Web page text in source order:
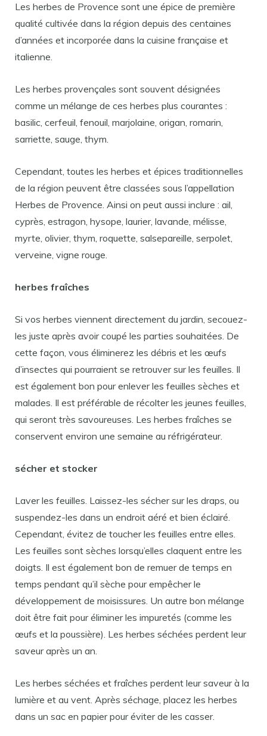
Les herbes de Provence sont une épice de première
qualité cultivée dans la région depuis des centaines
d’années et incorporée dans la cuisine française et
italienne.
Les herbes provençales sont souvent désignées
comme un mélange de ces herbes plus courantes :
basilic, cerfeuil, fenouil, marjolaine, origan, romarin,
sarriette, sauge, thym.
Cependant, toutes les herbes et épices traditionnelles
de la région peuvent être classées sous l’appellation
Herbes de Provence. Ainsi on peut aussi inclure : ail,
cyprès, estragon, hysope, laurier, lavande, mélisse,
myrte, olivier, thym, roquette, salsepareille, serpolet,
verveine, vigne rouge.
herbes fraîches
Si vos herbes viennent directement du jardin, secouez-
les juste après avoir coupé les parties souhaitées. De
cette façon, vous éliminerez les débris et les œufs
d’insectes qui pourraient se retrouver sur les feuilles. Il
est également bon pour enlever les feuilles sèches et
malades. Il est préférable de récolter les jeunes feuilles,
qui seront très savoureuses. Les herbes fraîches se
conservent environ une semaine au réfrigérateur.
sécher et stocker
Laver les feuilles. Laissez-les sécher sur les draps, ou
suspendez-les dans un endroit aéré et bien éclairé.
Cependant, évitez de toucher les feuilles entre elles.
Les feuilles sont sèches lorsqu’elles claquent entre les
doigts. Il est également bon de remuer de temps en
temps pendant qu’il sèche pour empêcher le
développement de moisissures. Un autre bon mélange
doit être fait pour éliminer les impuretés (comme les
œufs et la poussière). Les herbes séchées perdent leur
saveur après un an.
Les herbes séchées et fraîches perdent leur saveur à la
lumière et au vent. Après séchage, placez les herbes
dans un sac en papier pour éviter de les casser.